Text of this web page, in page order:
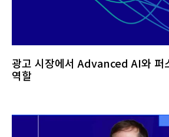
광고 시장에서 Advanced AI와 퍼
역할